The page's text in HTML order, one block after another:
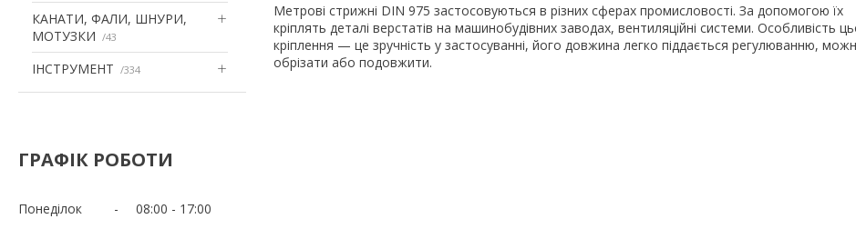
КАНАТИ, ФАЛИ, ШНУРИ,
МОТУЗКИ
43
ІНСТРУМЕНТ 334
ГРАФІК РОБОТИ
Понеділок 08:00
17:00
Метрові стрижні DIN 975 застосовуються в різних сферах промисловості. За допомогою їх
кріплять деталі верстатів на машинобудівних заводах, вентиляційні системи. Особливість
кріплення — це зручність у застосуванні, його довжина легко піддається регулюванню,
обрізати або подовжити.